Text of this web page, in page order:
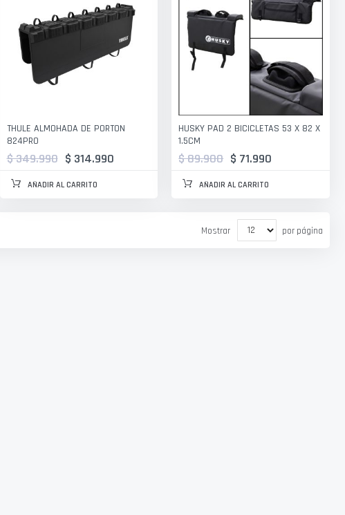
THULE ALMOHADA DE PORTON
824PRO
$ 314.990
$ 349.990
AÑADIR AL CARRITO
HUSKY PAD 2 BICICLETAS 53 X 82 X
1.5CM
$ 71.990
$ 89.900
AÑADIR AL CARRITO
Mostrar por página